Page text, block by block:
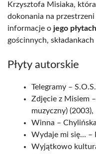
Krzysztofa Misiaka,
dokonania na
informacje o jego
gościnnych,
Płyty autorskie
Telegramy –
Zdjęcie z Misiem
muzyczny) (2003),
Winna –
Wydaje mi się… –
Wyjątkowo